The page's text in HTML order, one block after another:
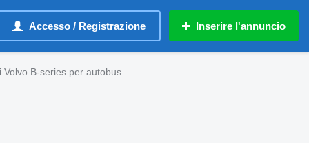
Accesso / Registrazione Inserire l'annuncio
Volvo B-series per autobus